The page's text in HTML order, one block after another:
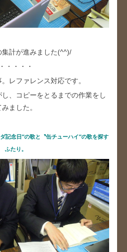
集計が進みました(^^)/
・・・・・
レファレンス対応です。
、コピーをとるまでの作業をし
みました。
記念日″の歌と〝缶チューハイ″の歌を探す
ふたり。